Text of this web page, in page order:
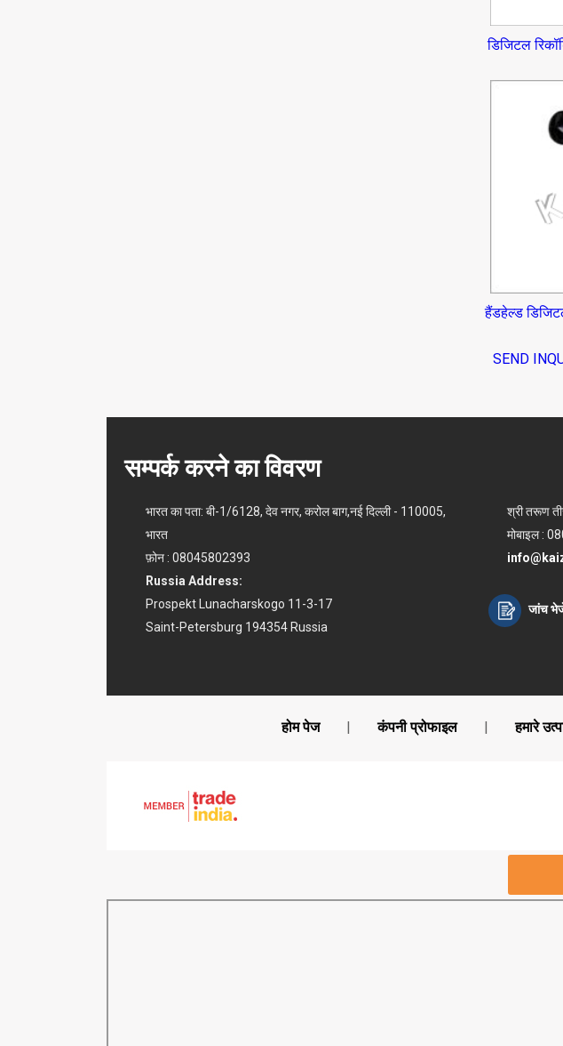
डिजिटल
हैंडहेल्ड
SEND
सम्पर्क करने का विवरण
भारत का पता: बी-1/6128, देव नगर, करोल बाग,नई दिल्ली - 110005,
भारत
फ़ोन : 08045802393
Russia Address:
Prospekt Lunacharskogo 11-3-17
Saint-Petersburg 194354 Russia
श्री तरूण
मोबाइल :
जांच
होम पेज | कंपनी प्रोफाइल | हमारे